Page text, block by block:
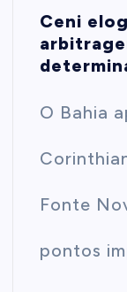
Ceni
O Bahia
Fonte
pontos